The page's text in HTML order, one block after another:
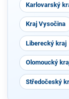
Karlovarský
Kraj Vysočina
Liberecký kraj
Olomoucký
Středočeský